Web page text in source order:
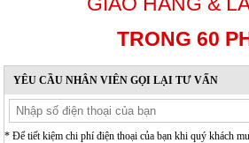
TRONG 60
YÊU CẦU NHÂN VIÊN GỌI LẠI TƯ VẤN
* Để tiết kiệm chi phí điện thoại của bạn khi quý khách